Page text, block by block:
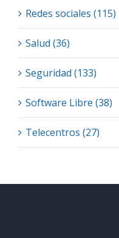
Redes sociales (115)
Salud (36)
Seguridad (133)
Software Libre (38)
Telecentros (27)